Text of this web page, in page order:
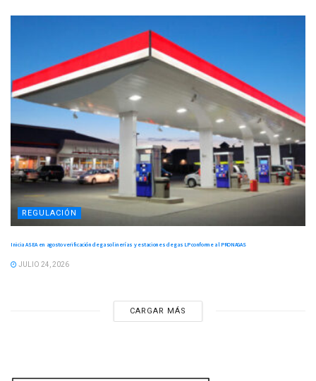
REGULACIÓN
Inicia ASEA en agosto verificación de gasolinerías y estaciones de gas LP conforme al PRONAGAS
JULIO 24, 2026
CARGAR MÁS